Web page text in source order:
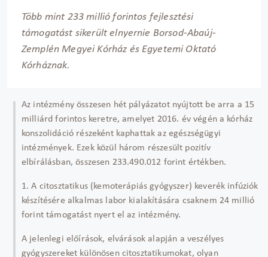
Több mint 233 millió forintos fejlesztési
támogatást sikerült elnyernie Borsod-Abaúj-
Zemplén Megyei Kórház és Egyetemi Oktató
Kórháznak.
Az intézmény összesen hét pályázatot nyújtott be arra a 15
milliárd forintos keretre, amelyet 2016. év végén a kórház
konszolidáció részeként kaphattak az egészségügyi
intézmények. Ezek közül három részesült pozitív
elbírálásban, összesen 233.490.012 forint értékben.
1. A citosztatikus (kemoterápiás gyógyszer) keverék infúziók
készítésére alkalmas labor kialakítására csaknem 24 millió
forint támogatást nyert el az intézmény.
A jelenlegi előírások, elvárások alapján a veszélyes
gyógyszereket különösen citosztatikumokat, olyan